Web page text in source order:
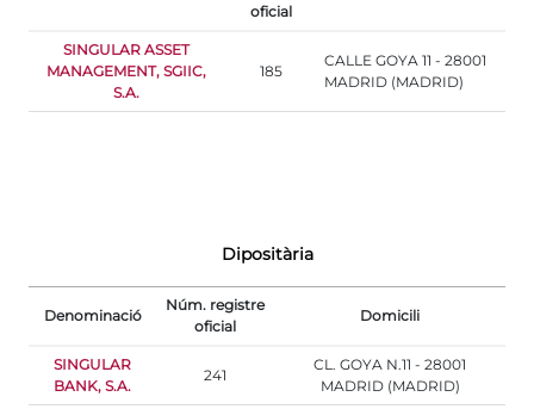
oficial
SINGULAR ASSET
MANAGEMENT, SGIIC,
S.A.
185
CALLE GOYA 11 - 28001
MADRID (MADRID)
Dipositària
Denominació
Núm. registre
oficial
Domicili
SINGULAR
BANK, S.A.
241
CL. GOYA N.11 - 28001
MADRID (MADRID)